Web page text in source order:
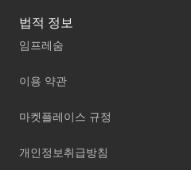
법적 정보
임프레숨
이용 약관
마켓플레이스 규정
개인정보취급방침